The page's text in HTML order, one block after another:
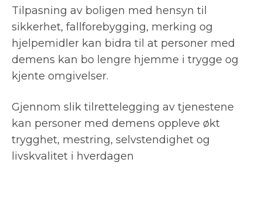
Tilpasning av boligen med hensyn til
sikkerhet, fallforebygging, merking og
hjelpemidler kan bidra til at personer med
demens kan bo lengre hjemme i trygge og
kjente omgivelser.
Gjennom slik tilrettelegging av tjenestene
kan personer med demens oppleve økt
trygghet, mestring, selvstendighet og
livskvalitet i hverdagen